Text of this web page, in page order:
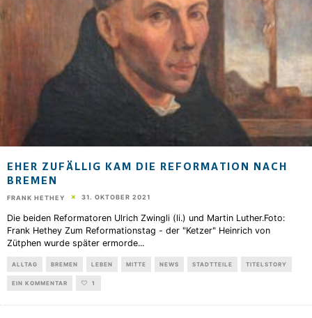
EHER ZUFÄLLIG KAM DIE REFORMATION NACH
BREMEN
FRANK HETHEY 31. OKTOBER 2021
Die beiden Reformatoren Ulrich Zwingli (li.) und Martin Luther.Foto:
Frank Hethey Zum Reformationstag - der "Ketzer" Heinrich von
Zütphen wurde später ermorde...
ALLTAG BREMEN LEBEN MITTE NEWS STADTTEILE TITELSTORY
EIN KOMMENTAR 1